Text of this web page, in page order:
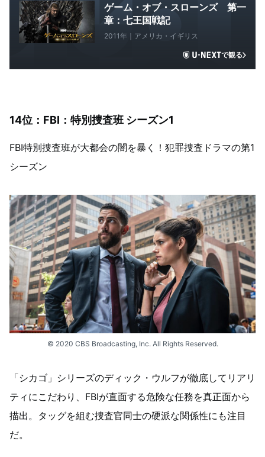
ゲーム・オブ・スローンズ 第一
章：七王国戦記
2011年｜アメリカ・イギリス
で観る
14位：FBI：特別捜査班 シーズン1
FBI特別捜査班が大都会の闇を暴く！犯罪捜査ドラマの第1
シーズン
© 2020 CBS Broadcasting, Inc. All Rights Reserved.
「シカゴ」シリーズのディック・ウルフが徹底してリアリ
ティにこだわり、FBIが直面する危険な任務を真正面から
描出。タッグを組む捜査官同士の硬派な関係性にも注目
だ。